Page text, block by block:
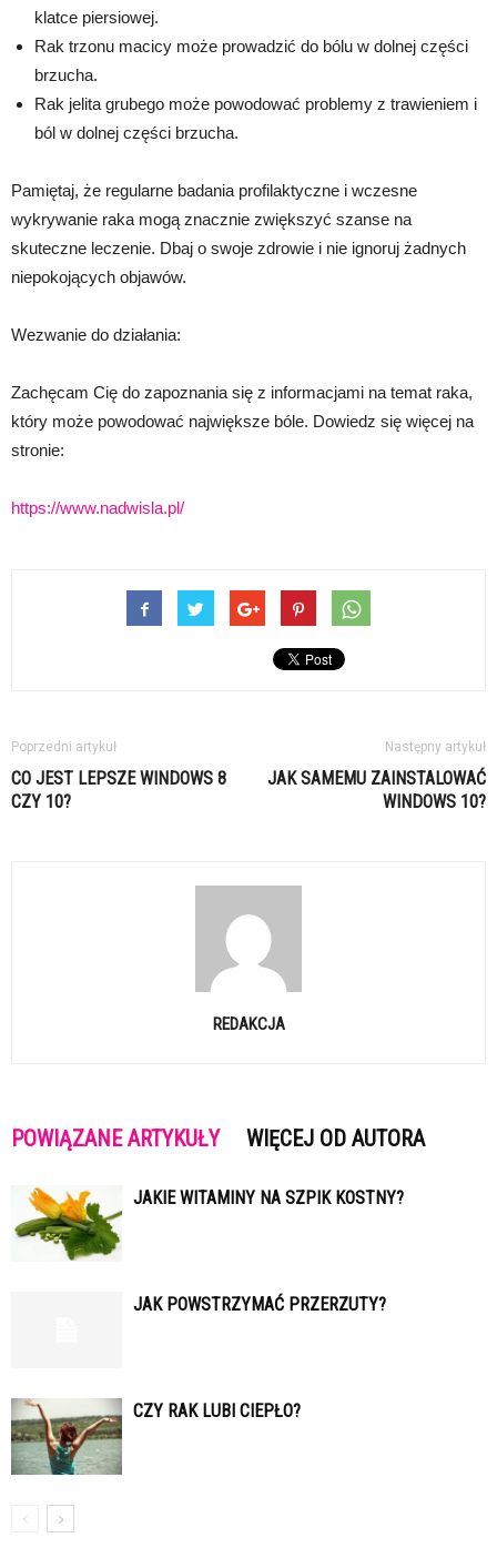
klatce piersiowej.
Rak trzonu macicy może prowadzić do bólu w dolnej części
brzucha.
Rak jelita grubego może powodować problemy z trawieniem i
ból w dolnej części brzucha.
Pamiętaj, że regularne badania profilaktyczne i wczesne
wykrywanie raka mogą znacznie zwiększyć szanse na
skuteczne leczenie. Dbaj o swoje zdrowie i nie ignoruj żadnych
niepokojących objawów.
Wezwanie do działania:
Zachęcam Cię do zapoznania się z informacjami na temat raka,
który może powodować największe bóle. Dowiedz się więcej na
stronie:
https://www.nadwisla.pl/
Poprzedni artykuł
CO JEST LEPSZE WINDOWS 8
CZY 10?
Następny artykuł
JAK SAMEMU ZAINSTALOWAĆ
WINDOWS 10?
REDAKCJA
POWIĄZANE ARTYKUŁY WIĘCEJ OD AUTORA
JAKIE WITAMINY NA SZPIK KOSTNY?
JAK POWSTRZYMAĆ PRZERZUTY?
CZY RAK LUBI CIEPŁO?